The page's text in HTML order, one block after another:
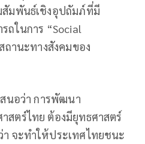
สัมพันธ์เชิงอุปถัมภ์ที่มี
ถในการ “Social
านะทางสังคมของ
นอว่า การพัฒนา
สตร์ไทย ต้องมียุทธศาสตร์
า จะทำให้ประเทศไทยชนะ